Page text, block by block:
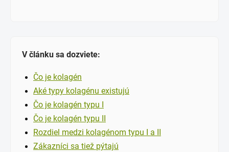
V článku sa dozviete:
Čo je kolagén
Aké typy kolagénu existujú
Čo je kolagén typu I
Čo je kolagén typu II
Rozdiel medzi kolagénom typu I a II
Zákazníci sa tiež pýtajú